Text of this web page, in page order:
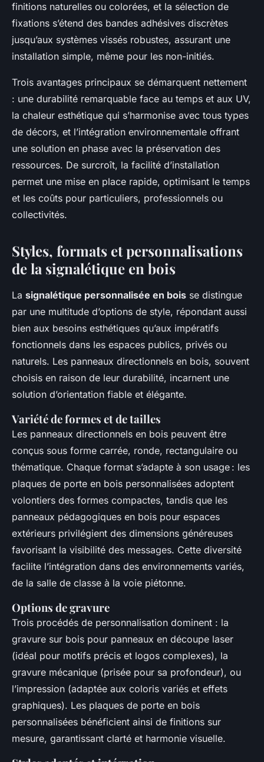
finitions naturelles ou colorées, et la sélection de
fixations s’étend des bandes adhésives discrètes
jusqu’aux systèmes vissés robustes, assurant une
installation simple, même pour les non-initiés.
Trois avantages principaux se démarquent nettement
: une durabilité remarquable face au temps et aux UV,
la chaleur esthétique qui s’harmonise avec tous types
de décors, et l’intégration environnementale offrant
une solution en phase avec la préservation des
ressources. De surcroît, la facilité d’installation
permet une mise en place rapide, optimisant le temps
et les coûts pour particuliers, professionnels ou
collectivités.
Styles, formats et personnalisations
de la signalétique en bois
La signalétique personnalisée en bois se distingue
par une multitude d’options de style, répondant aussi
bien aux besoins esthétiques qu’aux impératifs
fonctionnels dans les espaces publics, privés ou
naturels. Les panneaux directionnels en bois, souvent
choisis en raison de leur durabilité, incarnent une
solution d’orientation fiable et élégante.
Variété de formes et de tailles
Les panneaux directionnels en bois peuvent être
conçus sous forme carrée, ronde, rectangulaire ou
thématique. Chaque format s’adapte à son usage : les
plaques de porte en bois personnalisées adoptent
volontiers des formes compactes, tandis que les
panneaux pédagogiques en bois pour espaces
extérieurs privilégient des dimensions généreuses
favorisant la visibilité des messages. Cette diversité
facilite l’intégration dans des environnements variés,
de la salle de classe à la voie piétonne.
Options de gravure
Trois procédés de personnalisation dominent : la
gravure sur bois pour panneaux en découpe laser
(idéal pour motifs précis et logos complexes), la
gravure mécanique (prisée pour sa profondeur), ou
l’impression (adaptée aux coloris variés et effets
graphiques). Les plaques de porte en bois
personnalisées bénéficient ainsi de finitions sur
mesure, garantissant clarté et harmonie visuelle.